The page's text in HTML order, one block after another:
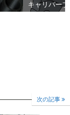
キャリパー
次の記事